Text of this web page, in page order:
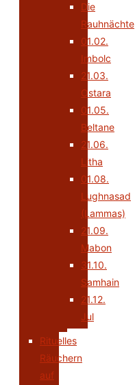
Die
Rauhnächte
01.02.
Imbolc
21.03.
Ostara
01.05.
Beltane
21.06.
Litha
01.08.
Lughnasad
(Lammas)
21.09.
Mabon
31.10.
Samhain
21.12.
Jul
Rituelles
Räuchern
auf